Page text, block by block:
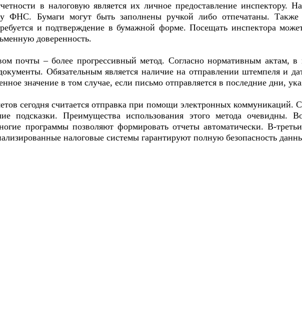
в налоговую является их личное предоставление инспектору.
ФНС. Бумаги могут быть заполнены ручкой либо отпечатаны. Также
и подтверждение в бумажной форме. Посещать инспектора
доверенность.
почты – более прогрессивный метод. Согласно нормативным актам,
Обязательным является наличие на отправлении штемпеля и
значение в том случае, если письмо отправляется в последние дни,
сегодня считается отправка при помощи электронных коммуникаций.
подсказки. Преимущества использования этого метода очевидны.
программы позволяют формировать отчеты автоматически. В-
налоговые системы гарантируют полную безопасность